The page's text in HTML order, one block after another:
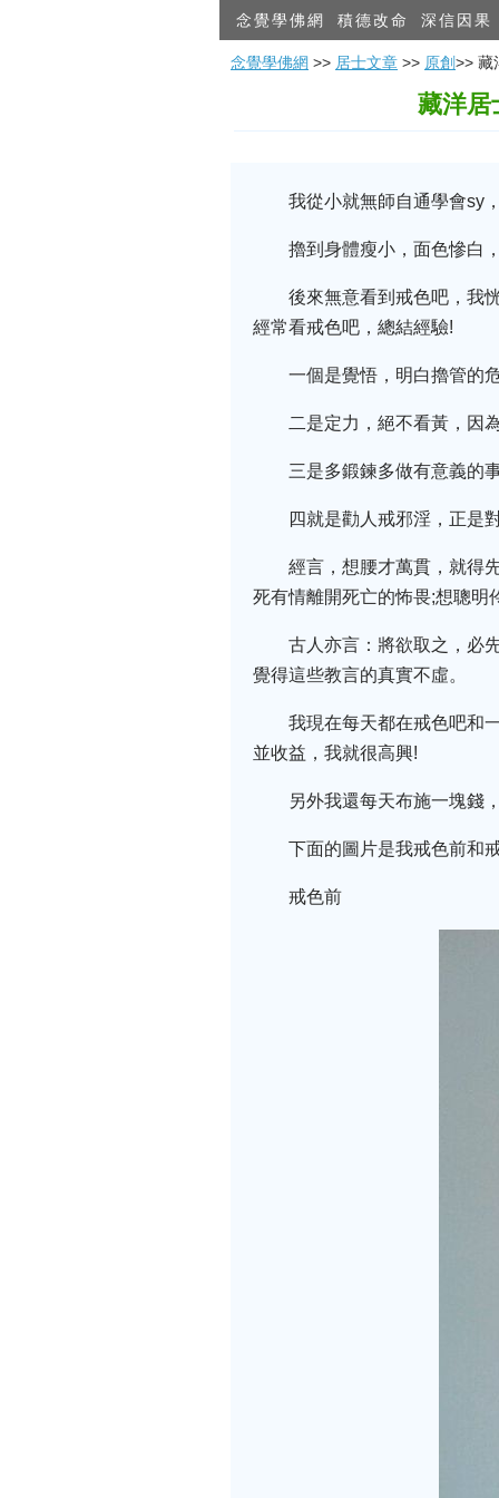
念覺學佛網 積德改命 深信因果
念覺學佛網 >> 居士文章 >> 原創>> 藏
藏洋居
我從小就無師自通學會sy
擼到身體瘦小，面色慘白
後來無意看到戒色吧，我
經常看戒色吧，總結經驗!
一個是覺悟，明白擼管的
二是定力，絕不看黃，因
三是多鍛鍊多做有意義的
四就是勸人戒邪淫，正是
經言，想腰才萬貫，就得
死有情離開死亡的怖畏;想聰明
古人亦言：將欲取之，必
覺得這些教言的真實不虛。
我現在每天都在戒色吧和
並收益，我就很高興!
另外我還每天布施一塊錢
下面的圖片是我戒色前和
戒色前